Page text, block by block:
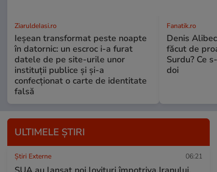
ZiaruldeIasi.ro
Ieșean transformat peste noapte
în datornic: un escroc i-a furat
datele de pe site-urile unor
instituții publice și și-a
confecționat o carte de identitate
falsă
Fanatik.ro
Denis
făcut de
Surdu? Ce
doi
ULTIMELE ȘTIRI
Știri Externe 06:21